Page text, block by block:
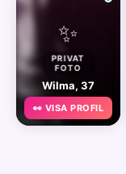
✨
PRIVAT
FOTO
Wilma, 37
👀 VISA PROFIL